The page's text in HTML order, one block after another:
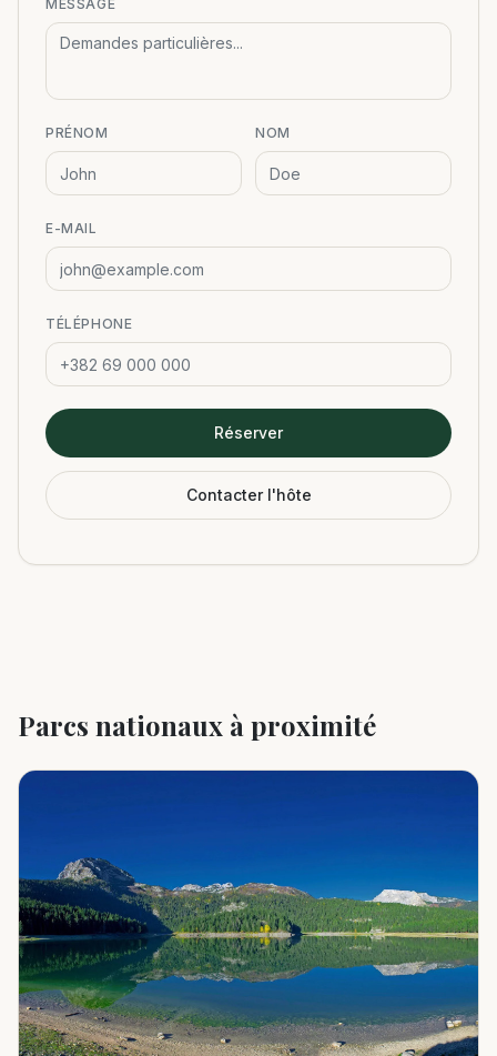
MESSAGE
PRÉNOM NOM
E-MAIL
TÉLÉPHONE
Réserver
Contacter l'hôte
Parcs nationaux à proximité